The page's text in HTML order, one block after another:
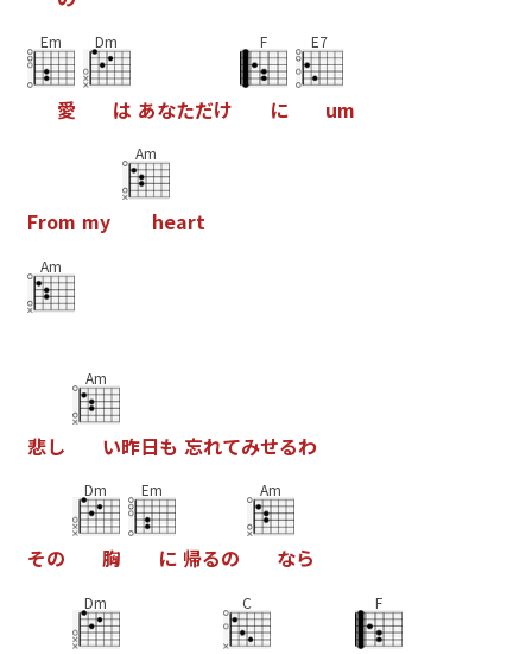
Em
愛
Dm
は あなただけ
F
に
E7
um
From my
Am
heart
Am
悲し
Am
い昨日も 忘れてみせるわ
その
Dm
胸
Em
に 帰るの
Am
なら
Dm C F